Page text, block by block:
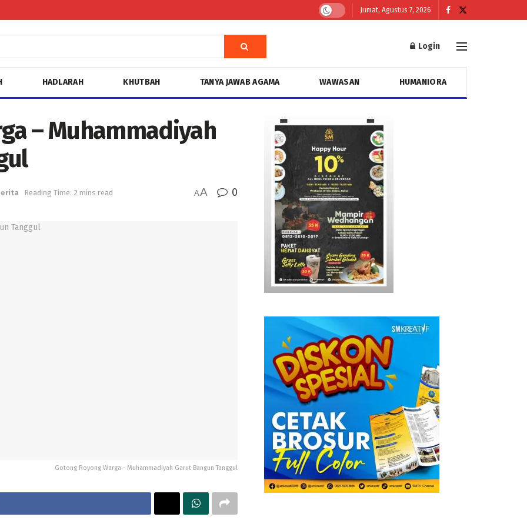
Jumat, Agustus 7, 2026
Login
HADLARAH KHUTBAH TANYA JAWAB AGAMA WAWASAN HUMANIORA
– Muhammadiyah
Reading Time: 2 mins read AA 0
Gotong Royong Warga - Muhammadiyah Garut Bangun Tanggul